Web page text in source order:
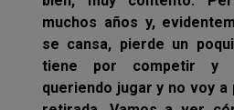
muchos años y,
se cansa, pierde un
tiene por competir y
queriendo jugar y no voy a